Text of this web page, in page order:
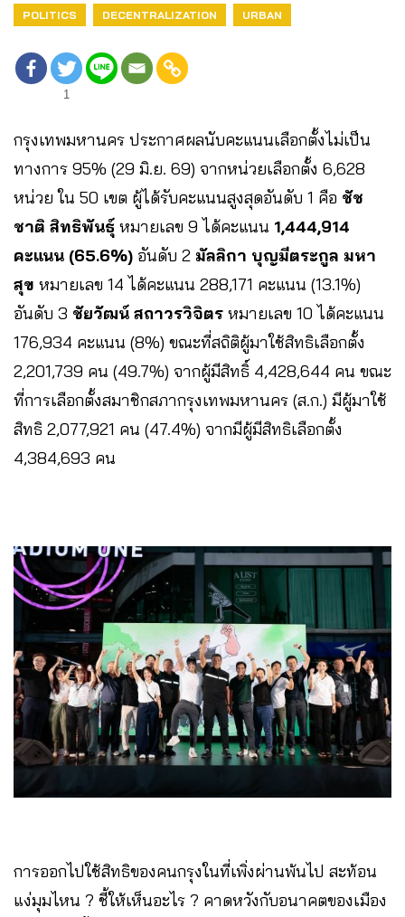
POLITICS DECENTRALIZATION URBAN
1
กรุงเทพมหานคร ประกาศผลนับคะแนนเลือกตั้งไม่เป็น
ทางการ 95% (29 มิ.ย. 69) จากหน่วยเลือกตั้ง 6,628
หน่วย ใน 50 เขต ผู้ได้รับคะแนนสูงสุดอันดับ 1 คือ ชัช
ชาติ สิทธิพันธุ์ หมายเลข 9 ได้คะแนน 1,444,914
คะแนน (65.6%) อันดับ 2 มัลลิกา บุญมีตระกูล มหา
สุข หมายเลข 14 ได้คะแนน 288,171 คะแนน (13.1%)
อันดับ 3 ชัยวัฒน์ สถาวรวิจิตร หมายเลข 10 ได้คะแนน
176,934 คะแนน (8%) ขณะที่สถิติผู้มาใช้สิทธิเลือกตั้ง
2,201,739 คน (49.7%) จากผู้มีสิทธิ์ 4,428,644 คน ขณะ
ที่การเลือกตั้งสมาชิกสภากรุงเทพมหานคร (ส.ก.) มีผู้มาใช้
สิทธิ 2,077,921 คน (47.4%) จากมีผู้มีสิทธิเลือกตั้ง
4,384,693 คน
การออกไปใช้สิทธิของคนกรุงในที่เพิ่งผ่านพ้นไป สะท้อน
แง่มุมไหน ? ชี้ให้เห็นอะไร ? คาดหวังกับอนาคตของเมือง